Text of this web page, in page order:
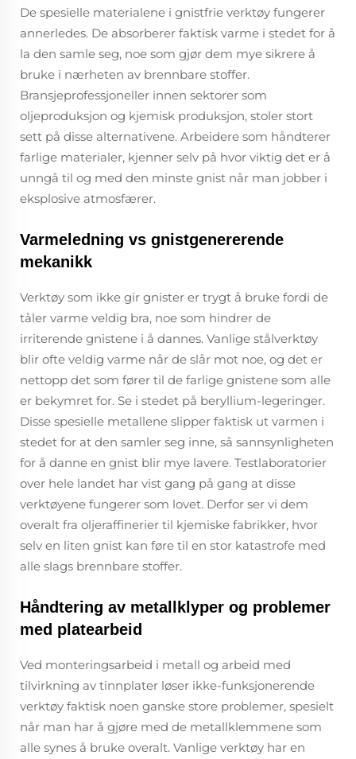
De spesielle materialene i gnistfrie verktøy fungerer
annerledes. De absorberer faktisk varme i stedet for å
la den samle seg, noe som gjør dem mye sikrere å
bruke i nærheten av brennbare stoffer.
Bransjeprofessjoneller innen sektorer som
oljeproduksjon og kjemisk produksjon, stoler stort
sett på disse alternativene. Arbeidere som håndterer
farlige materialer, kjenner selv på hvor viktig det er å
unngå til og med den minste gnist når man jobber i
eksplosive atmosfærer.
Varmeledning vs gnistgenererende
mekanikk
Verktøy som ikke gir gnister er trygt å bruke fordi de
tåler varme veldig bra, noe som hindrer de
irriterende gnistene i å dannes. Vanlige stålverktøy
blir ofte veldig varme når de slår mot noe, og det er
nettopp det som fører til de farlige gnistene som alle
er bekymret for. Se i stedet på beryllium-legeringer.
Disse spesielle metallene slipper faktisk ut varmen i
stedet for at den samler seg inne, så sannsynligheten
for å danne en gnist blir mye lavere. Testlaboratorier
over hele landet har vist gang på gang at disse
verktøyene fungerer som lovet. Derfor ser vi dem
overalt fra oljeraffinerier til kjemiske fabrikker, hvor
selv en liten gnist kan føre til en stor katastrofe med
alle slags brennbare stoffer.
Håndtering av metallklyper og problemer
med platearbeid
Ved monteringsarbeid i metall og arbeid med
tilvirkning av tinnplater løser ikke-funksjonerende
verktøy faktisk noen ganske store problemer, spesielt
når man har å gjøre med de metallklemmene som
alle synes å bruke overalt. Vanlige verktøy har en